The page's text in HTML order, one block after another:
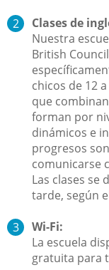
Clases de
Nuestra
British
chicos de 12
que
forman por
dinámicos e
progresos
comunicarse
Las clases se
tarde, según
Wi-Fi:
La escuela
gratuita para